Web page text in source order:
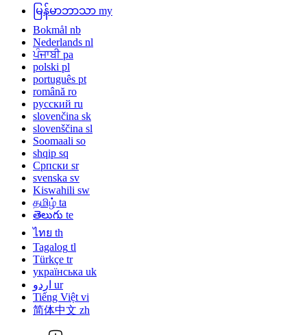
မြန်မာဘာသာ my
Bokmål nb
Nederlands nl
ਪੰਜਾਬੀ pa
polski pl
português pt
română ro
русский ru
slovenčina sk
slovenščina sl
Soomaali so
shqip sq
Српски sr
svenska sv
Kiswahili sw
தமிழ் ta
తెలుగు te
ไทย th
Tagalog tl
Türkçe tr
українська uk
اردو ur
Tiếng Việt vi
简体中文 zh